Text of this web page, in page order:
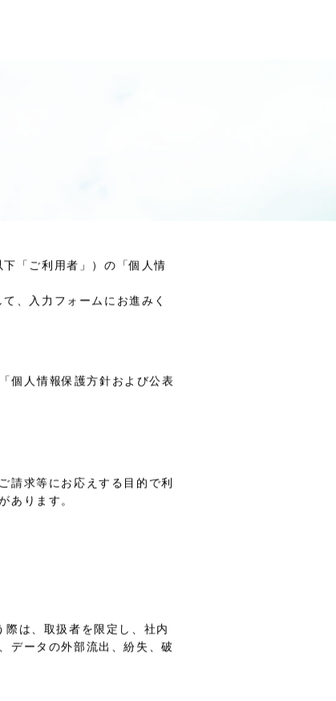
「ご利用者」）の「個人情
、入力フォームにお進みく
個人情報保護方針および公表
請求等にお応えする目的で利
あります。
は、取扱者を限定し、社内
データの外部流出、紛失、破